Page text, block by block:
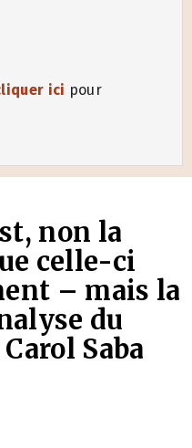
ici pour
non la
celle-ci
– mais la
du
Saba